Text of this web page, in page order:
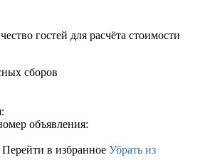
гостей для расчёта стоимости
сборов
объявления:
Перейти в избранное Убрать из